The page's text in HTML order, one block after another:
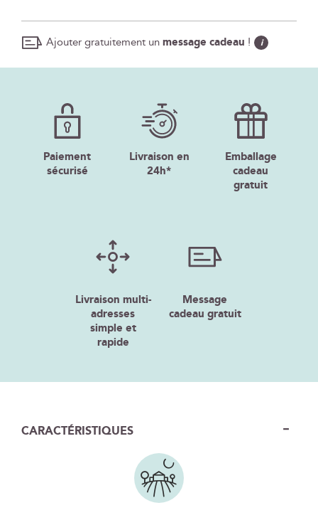
Ajouter gratuitement unmessage cadeau ! i
Paiement
sécurisé
Livraison en
24h*
Emballage
cadeau
gratuit
Livraison multi-
adresses
simple et
rapide
Message
cadeau gratuit
CARACTÉRISTIQUES